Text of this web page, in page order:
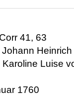
41, 63
Johann
Karoline Luise
1760